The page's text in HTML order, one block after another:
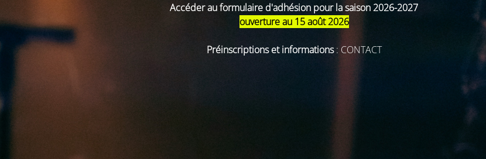
Accéder au formulaire d'adhésion pour la saison 2026-2027
ouverture au 15 août 2026
Préinscriptions et informations: CONTACT